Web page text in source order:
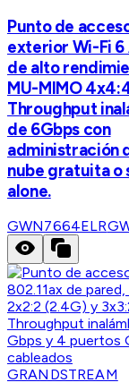
Punto de
exterior Wi-Fi
de alto
MU-MIMO
Throughput
de 6Gbps con
administración
nube gratuita o
alone.
GWN7664ELR
GRANDSTREAM